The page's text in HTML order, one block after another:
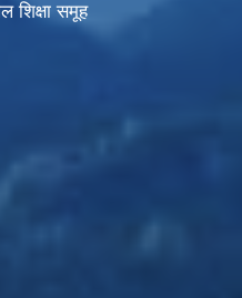
शिक्षा समूह